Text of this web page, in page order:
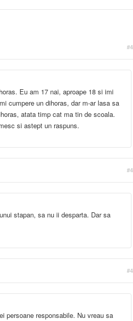
Eu am 17 nai, aproape 18 si imi
cumpere un dihoras, dar m-ar lasa sa
atata timp cat ma tin de scoala.
si astept un raspuns.
stapan, sa nu ii desparta. Dar sa
persoane responsabile. Nu vreau sa